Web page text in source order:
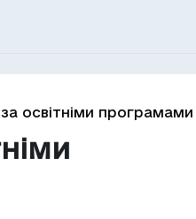
за освітніми програмами